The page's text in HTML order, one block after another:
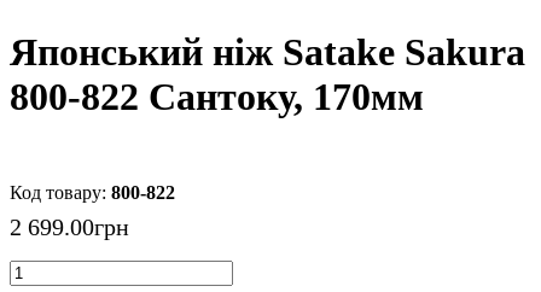
Японський ніж Satake Sakura
800-822 Сантоку, 170мм
800-822
2 699.00грн